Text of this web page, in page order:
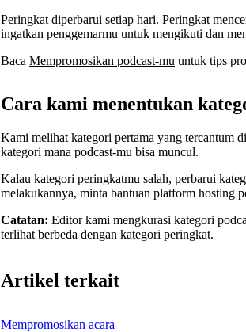
Peringkat diperbarui setiap hari. Peringkat
ingatkan penggemarmu untuk mengikuti dan
Baca Mempromosikan podcast-mu untuk tips
Cara kami menentukan
Kami melihat kategori pertama yang tercantum
kategori mana podcast-mu bisa muncul.
Kalau kategori peringkatmu salah, perbarui
melakukannya, minta bantuan platform hosting
Catatan: Editor kami mengkurasi kategori
terlihat berbeda dengan kategori peringkat.
Artikel terkait
Mempromosikan acara